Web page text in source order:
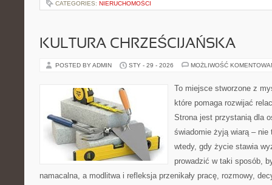
CATEGORIES: NIERUCHOMOŚCI
KULTURA CHRZEŚCIJAŃSKA
POSTED BY ADMIN STY - 29 - 2026 MOŻLIWOŚĆ
To miejsce stworzone z
które pomaga rozwijać
Strona jest przystanią dla
świadomie żyją wiarą –
wtedy, gdy życie stawia
prowadzić w taki sposób,
namacalna, a modlitwa i refleksja przenikały pracę, rozmowy,